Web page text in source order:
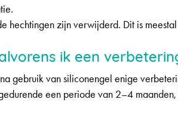
hechtingen zijn verwijderd. Dit is
ik een
gebruik van siliconengel enige
een periode van 2–4